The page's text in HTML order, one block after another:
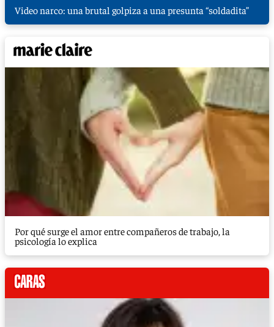
Video narco: una brutal golpiza a una presunta “soldadita”
Por qué surge el amor entre compañeros de trabajo, la
psicología lo explica